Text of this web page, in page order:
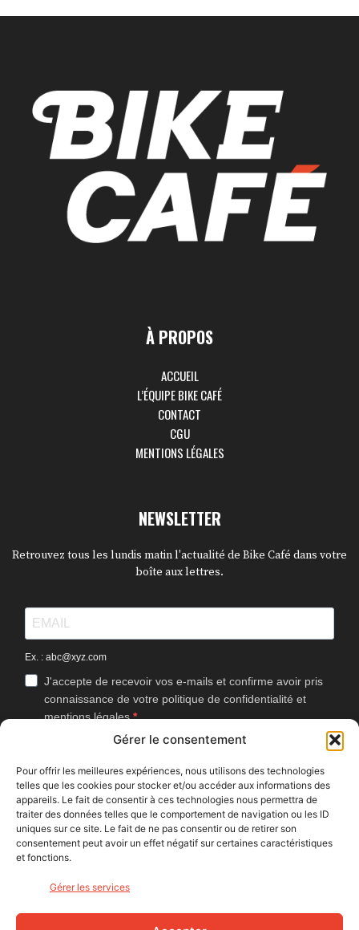
Gérer le consentement
Pour offrir les meilleures expériences, nous utilisons des technologies
telles que les cookies pour stocker et/ou accéder aux informations des
appareils. Le fait de consentir à ces technologies nous permettra de
traiter des données telles que le comportement de navigation ou les ID
uniques sur ce site. Le fait de ne pas consentir ou de retirer son
consentement peut avoir un effet négatif sur certaines caractéristiques
et fonctions.
Gérer les services
À PROPOS
ACCUEIL
L’ÉQUIPE BIKE CAFÉ
CONTACT
CGU
MENTIONS LÉGALES
NEWSLETTER
Retrouvez tous les lundis matin l'actualité de Bike Café dans votre
boîte aux lettres.
Ex. : abc@xyz.com
J'accepte de recevoir vos e-mails et confirme avoir pris
connaissance de votre politique de confidentialité et
mentions légales.
Vous pouvez vous désinscrire à tout moment en cliquant sur le lien
J'accepte que Bike Café mesure l'ouverture des
newsletters afin d'améliorer les contenus proposés.
S'INSCRIRE
NOUS SUIVRE